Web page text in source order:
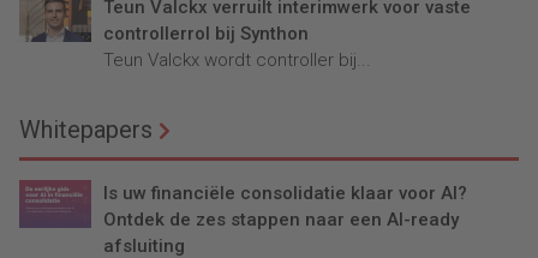
Teun Valckx verruilt interimwerk voor vaste
controllerrol bij Synthon
Teun Valckx wordt controller bij...
Whitepapers
Is uw financiële consolidatie klaar voor AI?
Ontdek de zes stappen naar een AI-ready
afsluiting